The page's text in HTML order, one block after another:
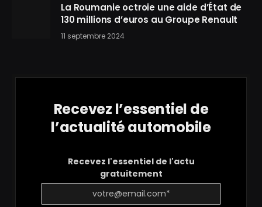
La Roumanie octroie une aide d’État de
130 millions d’euros au Groupe Renault
11 septembre 2024
Recevez l’essentiel de
l’actualité automobile
Recevez l'essentiel de l'actu
gratuitement